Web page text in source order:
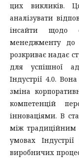
цих викликів.
аналізувати
інсайти щодо
менеджменту до
розкриває надає
для успішної
Індустрії 4.0.
зміна
компетенцій
інноваціями. В
між
умовах
виробничих